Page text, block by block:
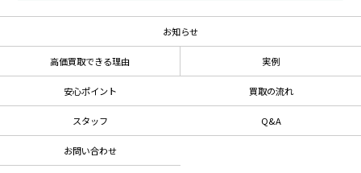
お知らせ
高価買取できる理由 実例
安心ポイント 買取の流れ
スタッフ Q&A
お問い合わせ